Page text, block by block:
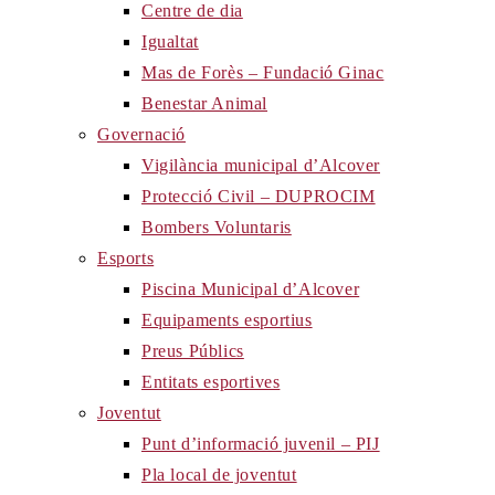
Centre de dia
Igualtat
Mas de Forès – Fundació Ginac
Benestar Animal
Governació
Vigilància municipal d’Alcover
Protecció Civil – DUPROCIM
Bombers Voluntaris
Esports
Piscina Municipal d’Alcover
Equipaments esportius
Preus Públics
Entitats esportives
Joventut
Punt d’informació juvenil – PIJ
Pla local de joventut